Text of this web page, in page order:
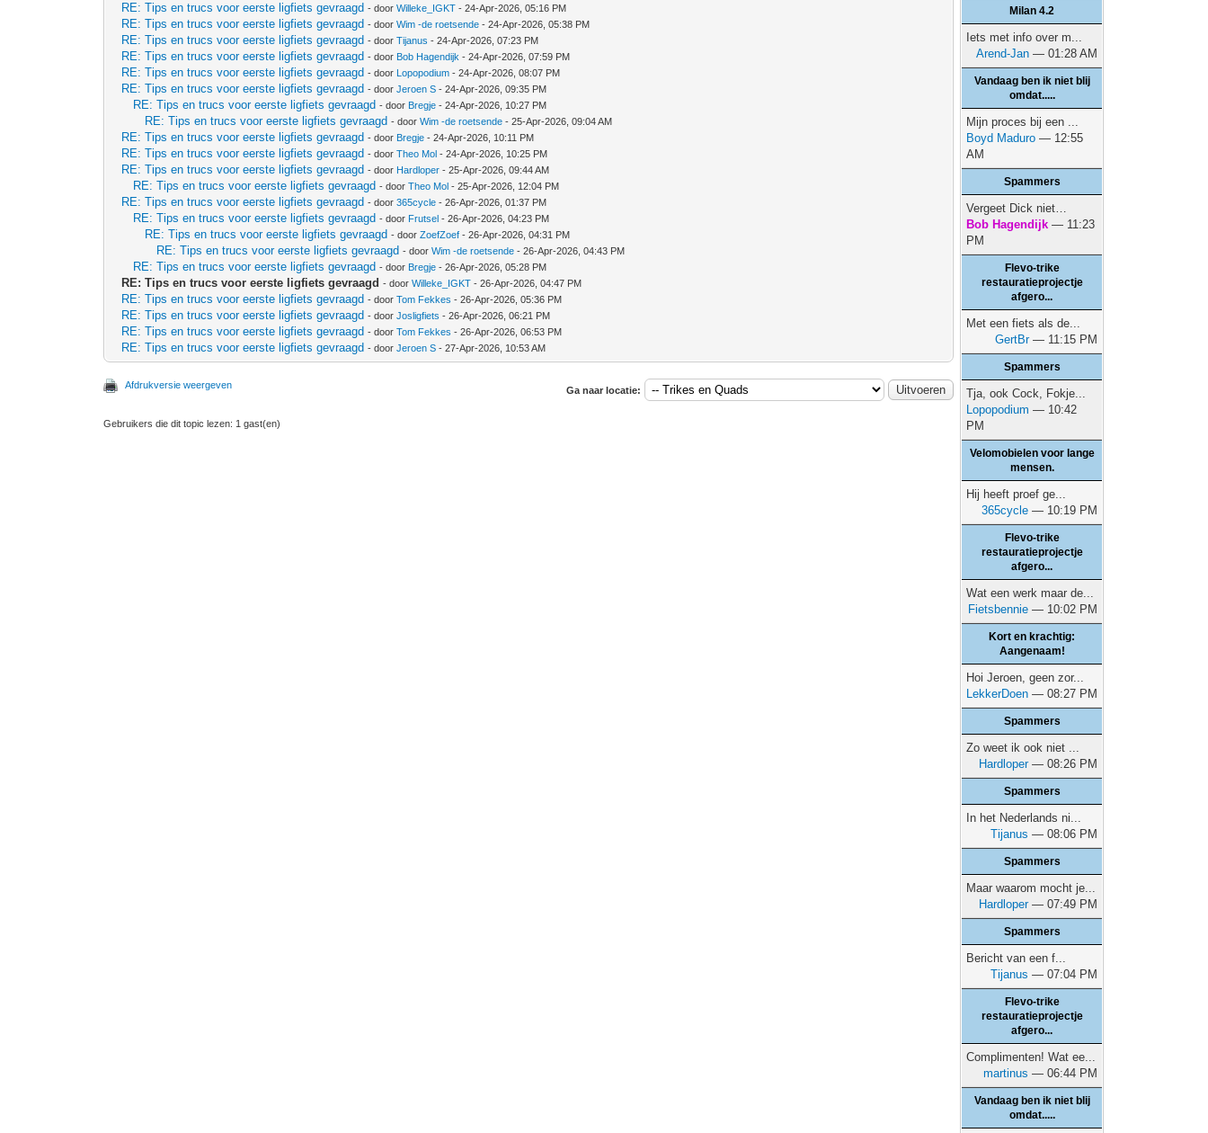
RE: Tips en trucs voor eerste ligfiets gevraagd - doorWilleke_IGKT - 24-Apr-2026, 05:16 PM
RE: Tips en trucs voor eerste ligfiets gevraagd - doorWim -de roetsende - 24-Apr-2026, 05:38 PM
RE: Tips en trucs voor eerste ligfiets gevraagd - doorTijanus - 24-Apr-2026, 07:23 PM
RE: Tips en trucs voor eerste ligfiets gevraagd - door Bob Hagendijk - 24-Apr-2026, 07:59 PM
RE: Tips en trucs voor eerste ligfiets gevraagd - door Lopopodium - 24-Apr-2026, 08:07 PM
RE: Tips en trucs voor eerste ligfiets gevraagd - doorJeroen S - 24-Apr-2026, 09:35 PM
RE: Tips en trucs voor eerste ligfiets gevraagd - door Bregje - 24-Apr-2026, 10:27 PM
RE: Tips en trucs voor eerste ligfiets gevraagd - doorWim -de roetsende - 25-Apr-2026, 09:04 AM
RE: Tips en trucs voor eerste ligfiets gevraagd - door Bregje - 24-Apr-2026, 10:11 PM
RE: Tips en trucs voor eerste ligfiets gevraagd - doorTheo Mol - 24-Apr-2026, 10:25 PM
RE: Tips en trucs voor eerste ligfiets gevraagd - door Hardloper - 25-Apr-2026, 09:44 AM
RE: Tips en trucs voor eerste ligfiets gevraagd - doorTheo Mol - 25-Apr-2026, 12:04 PM
RE: Tips en trucs voor eerste ligfiets gevraagd - door365cycle - 26-Apr-2026, 01:37 PM
RE: Tips en trucs voor eerste ligfiets gevraagd - door Frutsel - 26-Apr-2026, 04:23 PM
RE: Tips en trucs voor eerste ligfiets gevraagd - doorZoefZoef - 26-Apr-2026, 04:31 PM
RE: Tips en trucs voor eerste ligfiets gevraagd - doorWim -de roetsende - 26-Apr-2026, 04:43 PM
RE: Tips en trucs voor eerste ligfiets gevraagd - door Bregje - 26-Apr-2026, 05:28 PM
RE: Tips en trucs voor eerste ligfiets gevraagd - doorWilleke_IGKT - 26-Apr-2026, 04:47 PM
RE: Tips en trucs voor eerste ligfiets gevraagd - doorTom Fekkes - 26-Apr-2026, 05:36 PM
RE: Tips en trucs voor eerste ligfiets gevraagd - doorJosligfiets - 26-Apr-2026, 06:21 PM
RE: Tips en trucs voor eerste ligfiets gevraagd - doorTom Fekkes - 26-Apr-2026, 06:53 PM
RE: Tips en trucs voor eerste ligfiets gevraagd - doorJeroen S - 27-Apr-2026, 10:53 AM
Afdrukversie weergeven Ga naar locatie:
Gebruikers die dit topic lezen: 1 gast(en)
Milan 4.2
Iets met info over m...
Arend-Jan — 01:28 AM
Vandaag ben ik niet blij
omdat.....
Mijn proces bij een ...
Boyd Maduro — 12:55
AM
Spammers
Vergeet Dick niet…
Bob Hagendijk — 11:23
PM
Flevo-trike
restauratieprojectje
afgero...
Met een fiets als de...
GertBr— 11:15 PM
Spammers
Tja, ook Cock, Fokje...
Lopopodium — 10:42
PM
Velomobielen voor lange
mensen.
Hij heeft proef ge...
365cycle — 10:19 PM
Flevo-trike
restauratieprojectje
afgero...
Wat een werk maar de...
Fietsbennie — 10:02 PM
Kort en krachtig:
Aangenaam!
Hoi Jeroen, geen zor...
LekkerDoen — 08:27 PM
Spammers
Zo weet ik ook niet ...
Hardloper— 08:26 PM
Spammers
In het Nederlands ni...
Tijanus — 08:06 PM
Spammers
Maar waarom mocht je...
Hardloper— 07:49 PM
Spammers
Bericht van een f...
Tijanus — 07:04 PM
Flevo-trike
restauratieprojectje
afgero...
Complimenten! Wat ee...
martinus — 06:44 PM
Vandaag ben ik niet blij
omdat.....